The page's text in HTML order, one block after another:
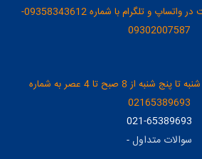
مشاوره رایگان بصورت چت در واتساپ و تلگرام با شماره 09358343612-
09302007587
تماس تلفنی در روزهای شنبه تا پنج شنبه از 8 صبح تا 4 عصر به شماره
02165389693
021-65389693
سوالات متداول-